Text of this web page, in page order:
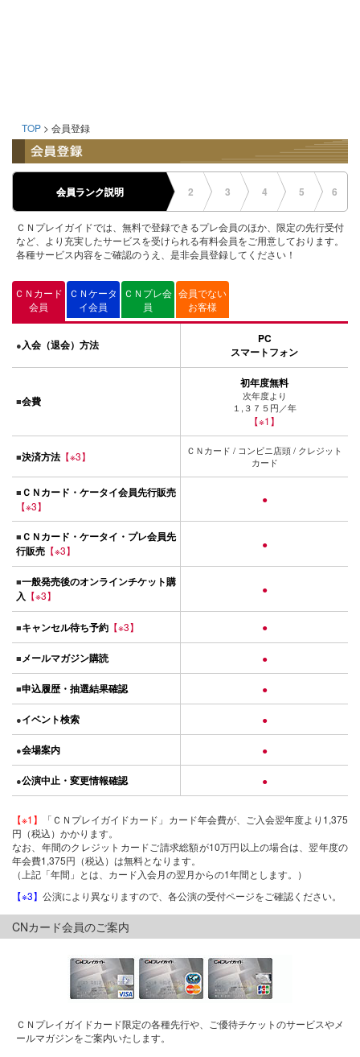
TOP > 会員登録
会員ランク説明 2 3 4 5 6
ＣＮプレイガイドでは、無料で登録できるプレ会員のほか、限定の先行受付
など、より充実したサービスを受けられる有料会員をご用意しております。
各種サービス内容をご確認のうえ、是非会員登録してください！
ＣＮカード
会員
ＣＮケータ
イ会員
ＣＮプレ会
員
会員でない
お客様
●入会（退会）方法
PC
スマートフォン
■会費
初年度無料
次年度より
１,３７５円／年
【※1】
■決済方法 【※3】
ＣＮカード / コンビニ店頭 / クレジット
カード
■ＣＮカード・ケータイ会員先行販売
【※3】
●
■ＣＮカード・ケータイ・プレ会員先
行販売 【※3】 ●
■一般発売後のオンラインチケット購
入 【※3】 ●
■キャンセル待ち予約 【※3】 ●
■メールマガジン購読 ●
■申込履歴・抽選結果確認 ●
●イベント検索 ●
●会場案内 ●
●公演中止・変更情報確認 ●
【※1】
「ＣＮプレイガイドカード」カード年会費が、ご入会翌年度より1,375
円（税込）かかります。
なお、年間のクレジットカードご請求総額が10万円以上の場合は、翌年度の
年会費1,375円（税込）は無料となります。
（上記「年間」とは、カード入会月の翌月からの1年間とします。）
【※3】 公演により異なりますので、各公演の受付ページをご確認ください。
CNカード会員のご案内
ＣＮプレイガイドカード限定の各種先行や、ご優待チケットのサービスやメ
ールマガジンをご案内いたします。